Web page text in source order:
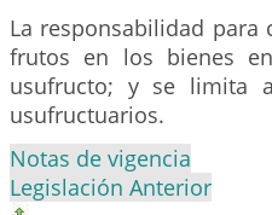
La responsabilidad
frutos en los bienes
usufructo; y se limita
usufructuarios.
Notas de vigencia
Legislación Anterior